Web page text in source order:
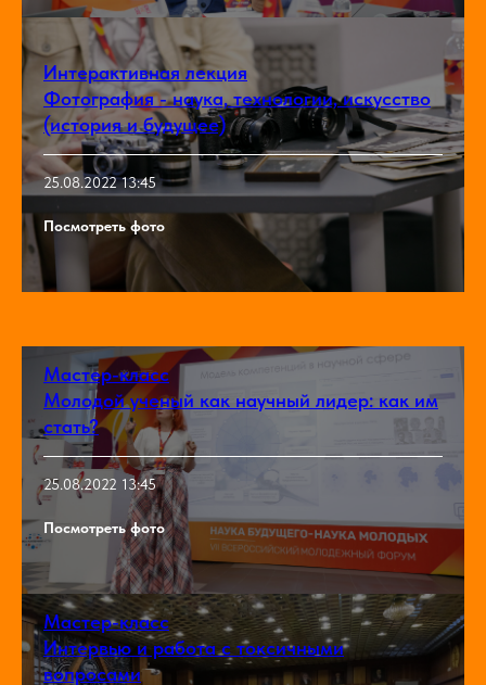
Интерактивная лекция
Фотография - наука, технологии, искусство
(история и будущее)
25.08.2022 13:45
Посмотреть фото
Мастер-класс
Молодой ученый как научный лидер: как им
стать?
25.08.2022 13:45
Посмотреть фото
Мастер-класс
Интервью и работа с токсичными
вопросами